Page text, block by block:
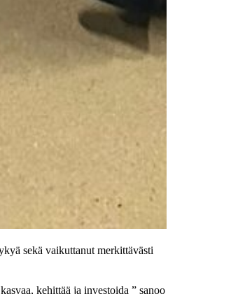
sekä vaikuttanut merkittävästi
kehittää ja investoida ” sanoo